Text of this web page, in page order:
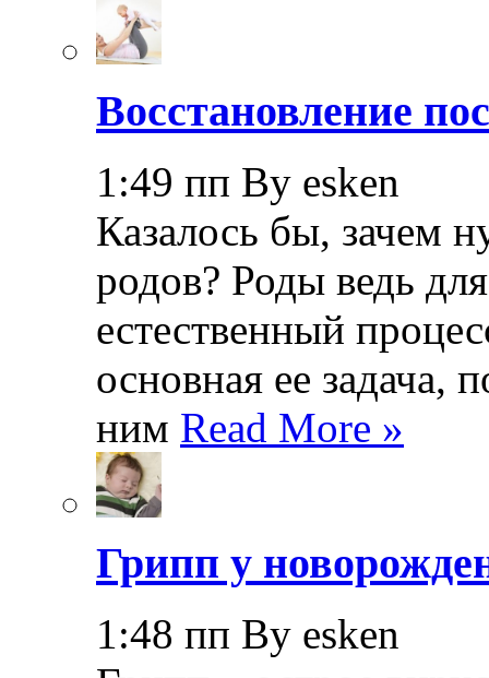
Восстановление
1:49 пп By esken
Казалось бы, зачем
родов? Роды ведь
естественный
основная ее задача,
ним Read More »
Грипп у
1:48 пп By esken